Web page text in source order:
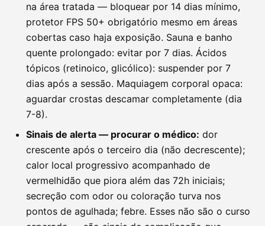
na área tratada — bloquear por 14 dias mínimo,
protetor FPS 50+ obrigatório mesmo em áreas
cobertas caso haja exposição. Sauna e banho
quente prolongado: evitar por 7 dias. Ácidos
tópicos (retinoico, glicólico): suspender por 7
dias após a sessão. Maquiagem corporal opaca:
aguardar crostas descamar completamente (dia
7-8).
Sinais de alerta — procurar o médico: dor
crescente após o terceiro dia (não decrescente);
calor local progressivo acompanhado de
vermelhidão que piora além das 72h iniciais;
secreção com odor ou coloração turva nos
pontos de agulhada; febre. Esses não são o curso